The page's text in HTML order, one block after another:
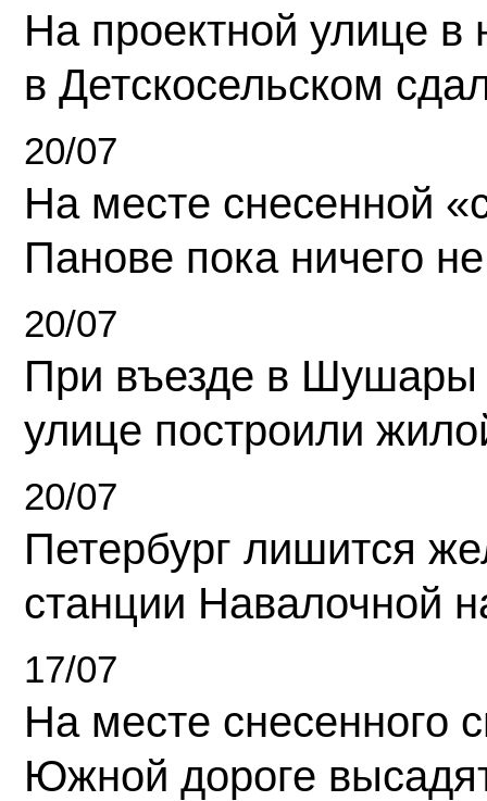
На проектной улице
в Детскосельском
20/07
На месте снесенной
Панове пока ничего
20/07
При въезде в Шушары
улице построили
20/07
Петербург лишится
станции Навалочной
17/07
На месте снесенного
Южной дороге